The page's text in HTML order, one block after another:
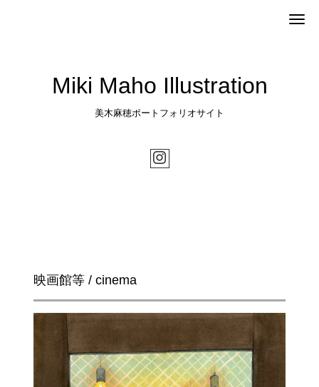
Miki Maho Illustration
美木麻穂ポートフォリオサイト
映画館等 / cinema